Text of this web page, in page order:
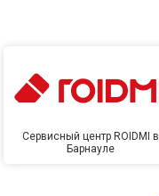
Сервисный центр ROIDMI в
Барнауле